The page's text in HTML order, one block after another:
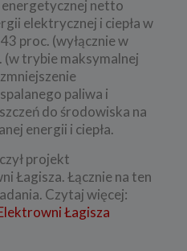
netto
elektrycznej i ciepła w
proc. (wyłącznie w
(w trybie maksymalnej
paliwa i
do środowiska na
energii i ciepła.
projekt
Łagisza. Łącznie na ten
Czytaj więcej:
Łagisza